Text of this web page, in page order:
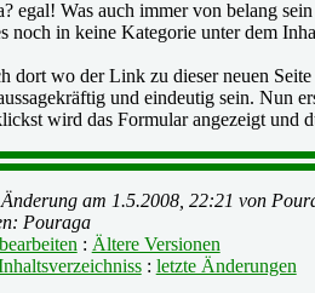
egal! Was auch immer von belang
noch in keine Kategorie unter dem
dort wo der Link zu dieser neuen
und eindeutig sein. Nun
wird das Formular angezeigt und
Änderung am 1.5.2008, 22:21 von
Pouraga
bearbeiten : Ältere Versionen
: letzte Änderungen